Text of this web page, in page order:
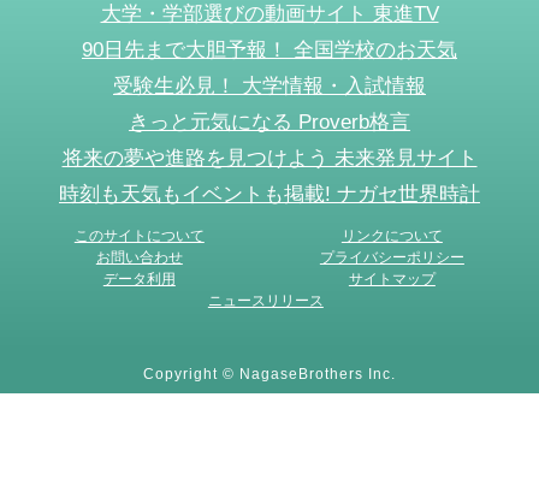
大学・学部選びの動画サイト 東進TV
90日先まで大胆予報！ 全国学校のお天気
受験生必見！ 大学情報・入試情報
きっと元気になる Proverb格言
将来の夢や進路を見つけよう 未来発見サイト
時刻も天気もイベントも掲載! ナガセ世界時計
このサイトについて
リンクについて
お問い合わせ
プライバシーポリシー
データ利用
サイトマップ
ニュースリリース
Copyright © NagaseBrothers Inc.